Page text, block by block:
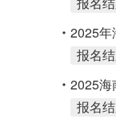
2025年
报名
2025海
报名